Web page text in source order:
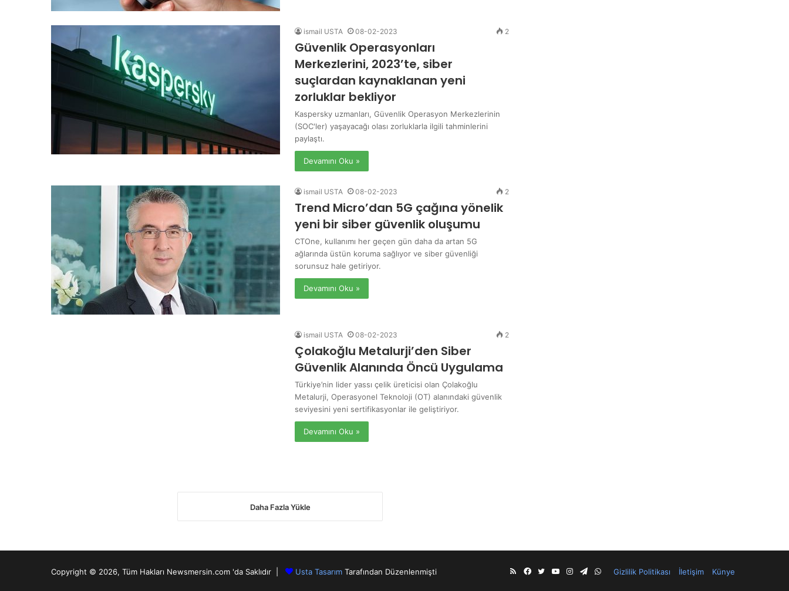
ismail USTA 08-02-2023 2
Güvenlik Operasyonları
Merkezlerini, 2023’te, siber
suçlardan kaynaklanan yeni
zorluklar bekliyor
Kaspersky uzmanları, Güvenlik Operasyon Merkezlerinin
(SOC'ler) yaşayacağı olası zorluklarla ilgili tahminlerini
paylaştı.
Devamını Oku »
ismail USTA 08-02-2023 2
Trend Micro’dan 5G çağına yönelik
yeni bir siber güvenlik oluşumu
CTOne, kullanımı her geçen gün daha da artan 5G
ağlarında üstün koruma sağlıyor ve siber güvenliği
sorunsuz hale getiriyor.
Devamını Oku »
ismail USTA 08-02-2023 2
Çolakoğlu Metalurji’den Siber
Güvenlik Alanında Öncü Uygulama
Türkiye’nin lider yassı çelik üreticisi olan Çolakoğlu
Metalurji, Operasyonel Teknoloji (OT) alanındaki güvenlik
seviyesini yeni sertifikasyonlar ile geliştiriyor.
Devamını Oku »
Daha Fazla Yükle
Copyright © 2026, Tüm Hakları Newsmersin.com 'da Saklıdır | Usta Tasarım Tarafından Düzenlenmişti Gizlilik Politikası İletişim Künye
RSSFacebook
TwitterYouTubeInstagramTelegram
WhatsApp